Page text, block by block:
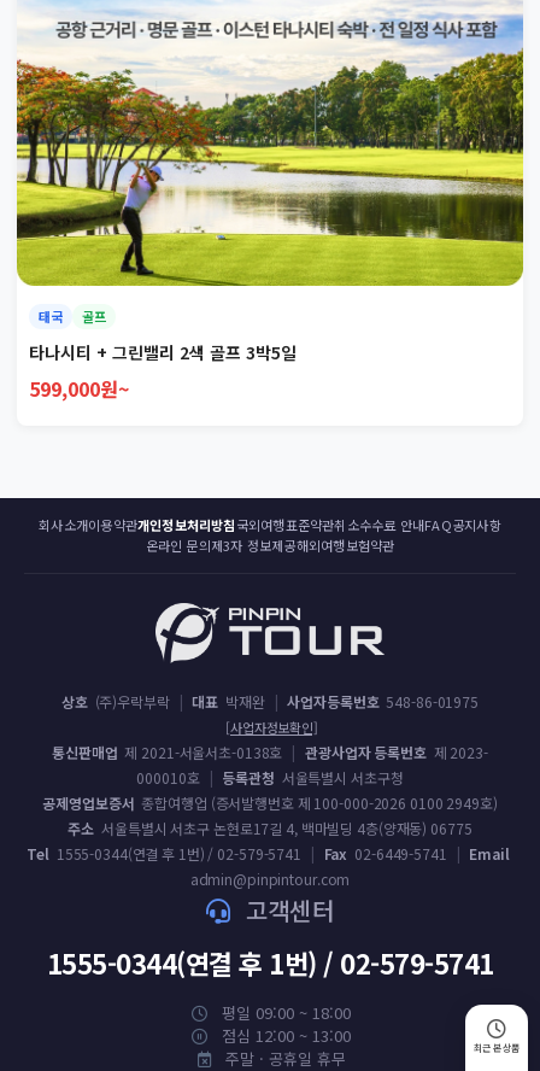
태국 골프
타나시티 + 그린밸리 2색 골프 3박5일
599,000원~
회사소개이용약관개인정보처리방침국외여행표준약관취소수수료 안내FAQ공지사항
온라인 문의제3자 정보제공해외여행보험약관
상호 (주)우락부락 | 대표 박재완 | 사업자등록번호 548-86-01975
[사업자정보확인]
통신판매업 제 2021-서울서초-0138호 | 관광사업자 등록번호 제 2023-
000010호 | 등록관청 서울특별시 서초구청
공제영업보증서 종합여행업 (증서발행번호 제 100-000-2026 0100 2949호)
주소 서울특별시 서초구 논현로17길 4, 백마빌딩 4층(양재동) 06775
Tel 1555-0344(연결 후 1번) / 02-579-5741 | Fax 02-6449-5741 | Email
admin@pinpintour.com
고객센터
1555-0344(연결 후 1번) / 02-579-5741
평일 09:00 ~ 18:00
점심 12:00 ~ 13:00
주말 · 공휴일 휴무
최근 본 상품